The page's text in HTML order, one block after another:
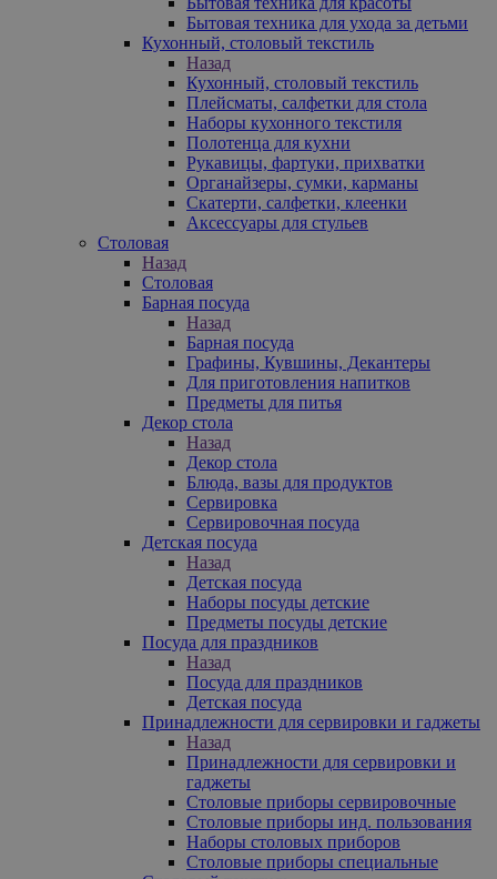
Бытовая техника для ухода за детьми
Кухонный, столовый текстиль
Назад
Кухонный, столовый текстиль
Плейсматы, салфетки для стола
Наборы кухонного текстиля
Полотенца для кухни
Рукавицы, фартуки, прихватки
Органайзеры, сумки, карманы
Скатерти, салфетки, клеенки
Аксессуары для стульев
Столовая
Назад
Столовая
Барная посуда
Назад
Барная посуда
Графины, Кувшины, Декантеры
Для приготовления напитков
Предметы для питья
Декор стола
Назад
Декор стола
Блюда, вазы для продуктов
Сервировка
Сервировочная посуда
Детская посуда
Назад
Детская посуда
Наборы посуды детские
Предметы посуды детские
Посуда для праздников
Назад
Посуда для праздников
Детская посуда
Принадлежности для сервировки и гаджеты
Назад
Принадлежности для сервировки и
гаджеты
Столовые приборы сервировочные
Столовые приборы инд. пользования
Наборы столовых приборов
Столовые приборы специальные